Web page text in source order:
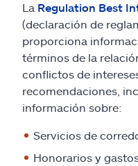
La Regulation Best
(declaración de
proporciona
términos de la
conflictos de
recomendaciones,
información sobre:
Servicios de
Honorarios y